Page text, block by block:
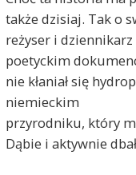
także dzisiaj. Tak o
reżyser i
poetyckim
nie kłaniał się
niemieckim
przyrodniku, który
Dąbie i aktywnie